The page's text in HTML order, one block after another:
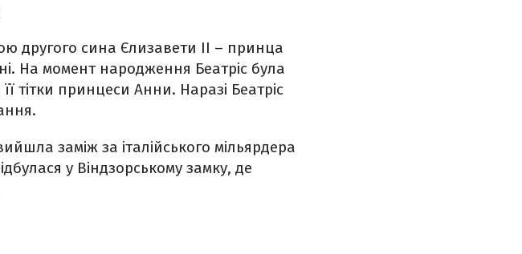
другого сина Єлизавети ІІ – принца
На момент народження Беатріс була
тітки принцеси Анни. Наразі Беатріс
заміж за італійського мільярдера
у Віндзорському замку, де